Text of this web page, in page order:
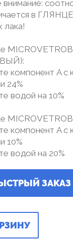
внимание:
в
лака!
компонент A с
24%
водой на 10%
компонент A с
10%
водой на 20%
ЗАКАЗ